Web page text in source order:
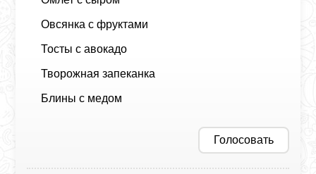
Овсянка с фруктами
Тосты с авокадо
Творожная запеканка
Блины с медом
Голосовать